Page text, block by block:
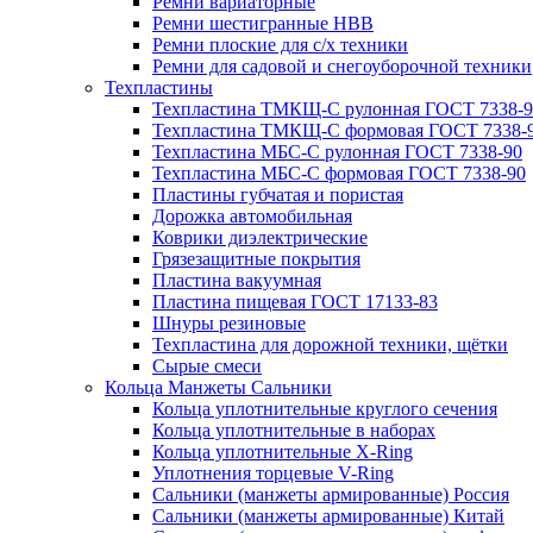
Ремни шестигранные HBB
Ремни плоские для с/х техники
Ремни для садовой и снегоуборочной техники
Техпластины
Техпластина ТМКЩ-С рулонная ГОСТ 7338-
Техпластина ТМКЩ-С формовая ГОСТ 7338-
Техпластина МБС-С рулонная ГОСТ 7338-90
Техпластина МБС-С формовая ГОСТ 7338-90
Пластины губчатая и пористая
Дорожка автомобильная
Коврики диэлектрические
Грязезащитные покрытия
Пластина вакуумная
Пластина пищевая ГОСТ 17133-83
Шнуры резиновые
Техпластина для дорожной техники, щётки
Сырые смеси
Кольца Манжеты Сальники
Кольца уплотнительные круглого сечения
Кольца уплотнительные в наборах
Кольца уплотнительные Х-Ring
Уплотнения торцевые V-Ring
Сальники (манжеты армированные) Россия
Сальники (манжеты армированные) Китай